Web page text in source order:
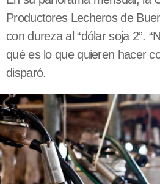
Productores Lecheros de
con dureza al “dólar soja 2”.
qué es lo que quieren hacer
disparó.